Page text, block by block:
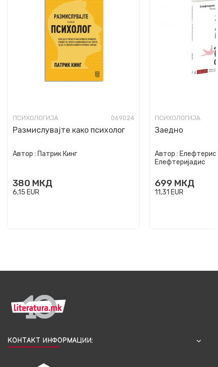
ПСИХОЛОГИЈА 069024
Размислувајте како психолог
Автор : Патрик Кинг
380 МКД
6,15 EUR
ПСИХОЛОГИЈА
Заедно
Автор :
Елефтеријадис
699 МКД
11,31 EUR
КОНТАКТ ИНФОРМАЦИИ: